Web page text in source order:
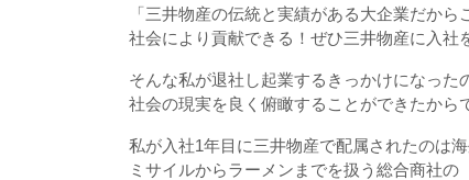
「三井物産の伝統と実績がある大企業だから
社会により貢献できる！ぜひ三井物産に入社
そんな私が退社し起業するきっかけになった
社会の現実を良く俯瞰することができたから
私が入社1年目に三井物産で配属されたのは
ミサイルからラーメンまでを扱う総合商社の